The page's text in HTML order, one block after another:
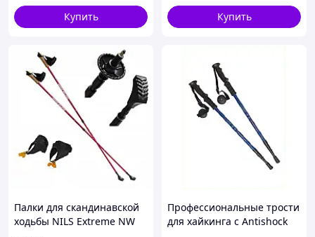
Купить
Купить
Палки для скандинавской
ходьбы NILS Extreme NW
Профессиональные трости
для хайкинга с Antishock